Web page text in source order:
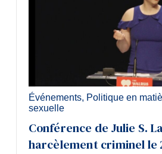
Événements, Politique en
sexuelle
Conférence de Julie S.
harcèlement criminel le